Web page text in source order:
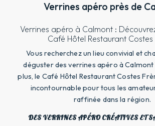
Verrines apéro près de
Verrines apéro à Calmont :
Café Hôtel Restaurant Costes
Vous recherchez un lieu convivial et
déguster des verrines apéro à Calmont
plus, le Café Hôtel Restaurant Costes
incontournable pour tous les
raffinée dans la région.
DES VERRINES APÉRO CRÉATIVES ET